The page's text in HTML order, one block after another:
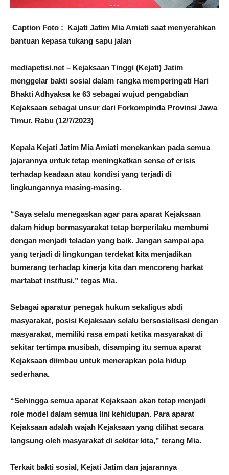
Caption Foto : Kajati Jatim Mia Amiati saat menyerahkan
bantuan kepasa tukang sapu jalan
mediapetisi.net – Kejaksaan Tinggi (Kejati) Jatim
menggelar bakti sosial dalam rangka memperingati Hari
Bhakti Adhyaksa ke 63 sebagai wujud pengabdian
Kejaksaan sebagai unsur dari Forkompinda Provinsi Jawa
Timur. Rabu (12/7/2023)
Kepala Kejati Jatim Mia Amiati menekankan pada semua
jajarannya untuk tetap meningkatkan sense of crisis
terhadap keadaan atau kondisi yang terjadi di
lingkungannya masing-masing.
“Saya selalu menegaskan agar para aparat Kejaksaan
dalam hidup bermasyarakat tetap berperilaku membumi
dengan menjadi teladan yang baik. Jangan sampai apa
yang terjadi di lingkungan terdekat kita menjadikan
bumerang terhadap kinerja kita dan mencoreng harkat
martabat institusi,” tegas Mia.
Sebagai aparatur penegak hukum sekaligus abdi
masyarakat, posisi Kejaksaan selalu bersosialisasi dengan
masyarakat, memiliki rasa empati ketika masyarakat di
sekitar tertimpa musibah, disamping itu semua aparat
Kejaksaan diimbau untuk menerapkan pola hidup
sederhana.
“Sehingga semua aparat Kejaksaan akan tetap menjadi
role model dalam semua lini kehidupan. Para aparat
Kejaksaan adalah wajah Kejaksaan yang dilihat secara
langsung oleh masyarakat di sekitar kita,” terang Mia.
Terkait bakti sosial, Kejati Jatim dan jajarannya